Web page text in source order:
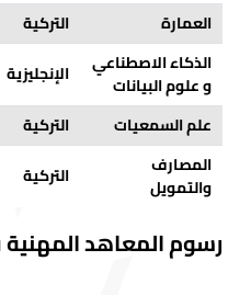
تعليم التربية
الخاصة
التركية
هندسة
صناعية
الإنجليزية
تصميم
المنتجات
الصناعية
التركية
هندسة
البرمجيات
الإنجليزية
العمارة
التركية
الذكاء الاصطناعي
و علوم البيانات
الإنجليزية
علم السمعيات
التركية
المصارف
والتمويل
التركية
ARABIC
LANGUAGE
التركية رسوم المعاهد